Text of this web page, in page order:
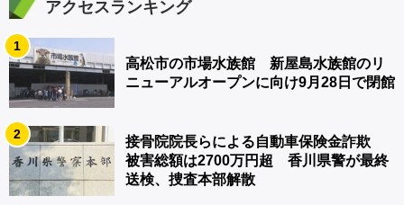
アクセスランキング
1
高松市の市場水族館 新屋島水族館のリ
ニューアルオープンに向け9月28日で閉館
2
接骨院院長らによる自動車保険金詐欺
被害総額は2700万円超 香川県警が最終
送検、捜査本部解散